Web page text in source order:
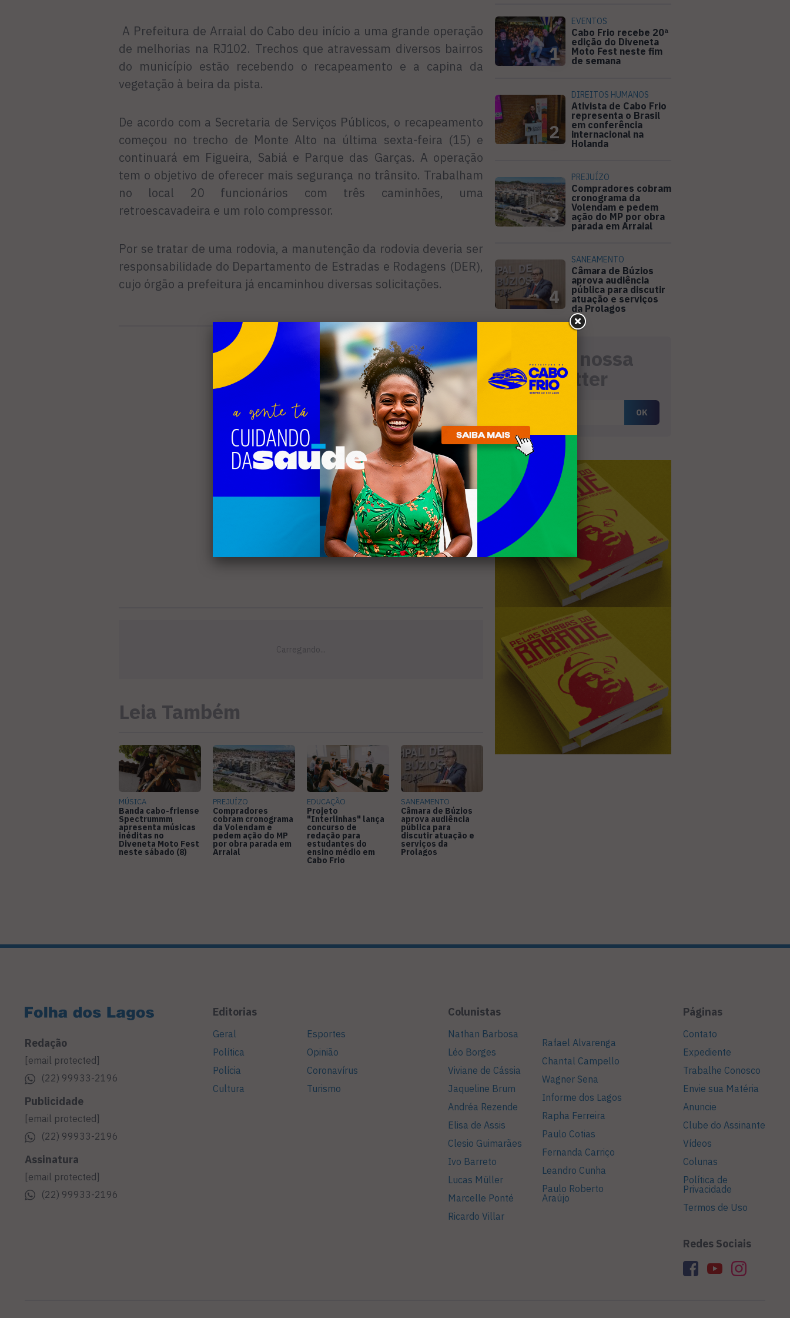
A Prefeitura de Arraial do Cabo deu início a uma grande operação
de melhorias na RJ102. Trechos que atravessam diversos bairros
do município estão recebendo o recapeamento e a capina da
vegetação à beira da pista.
De acordo com a Secretaria de Serviços Públicos, o recapeamento
começou no trecho de Monte Alto na última sexta-feira (15) e
continuará em Figueira, Sabiá e Parque das Garças. A operação
tem o objetivo de oferecer mais segurança no trânsito. Trabalham
no local 20 funcionários com três caminhões, uma
retroescavadeira e um rolo compressor.
Por se tratar de uma rodovia, a manutenção da rodovia deveria ser
responsabilidade do Departamento de Estradas e Rodagens (DER),
cujo órgão a prefeitura já encaminhou diversas solicitações.
1
EVENTOS
Cabo Frio recebe 20ª
edição do Diveneta
Moto Fest neste fim
de semana
2
DIREITOS HUMANOS
Ativista de Cabo Frio
representa o Brasil
em conferência
internacional na
Holanda
3
PREJUÍZO
Compradores cobram
cronograma da
Volendam e pedem
ação do MP por obra
parada em Arraial
4
SANEAMENTO
Câmara de Búzios
aprova audiência
pública para discutir
atuação e serviços
da Prolagos
Receba nossa
newsletter
Leia Também
MÚSICA
Banda cabo-friense
Spectrummm
apresenta músicas
inéditas no
Diveneta Moto Fest
neste sábado (8)
PREJUÍZO
Compradores
cobram cronograma
da Volendam e
pedem ação do MP
por obra parada em
Arraial
EDUCAÇÃO
Projeto
"Interlinhas" lança
concurso de
redação para
estudantes do
ensino médio em
Cabo Frio
SANEAMENTO
Câmara de Búzios
aprova audiência
pública para
discutir atuação e
serviços da
Prolagos
Redação
[email protected]
(22) 99933-2196
Publicidade
[email protected]
(22) 99933-2196
Assinatura
[email protected]
(22) 99933-2196
Editorias
Geral
Política
Polícia
Cultura
Esportes
Opinião
Coronavírus
Turismo
Colunistas
Nathan Barbosa
Léo Borges
Viviane de Cássia
Jaqueline Brum
Andréa Rezende
Elisa de Assis
Clesio Guimarães
Ivo Barreto
Lucas Müller
Marcelle Ponté
Ricardo Villar
Rafael Alvarenga
Chantal Campello
Wagner Sena
Informe dos Lagos
Rapha Ferreira
Paulo Cotias
Fernanda Carriço
Leandro Cunha
Paulo Roberto
Araújo
Páginas
Contato
Expediente
Trabalhe Conosco
Envie sua Matéria
Anuncie
Clube do Assinante
Vídeos
Colunas
Política de
Privacidade
Termos de Uso
Redes Sociais